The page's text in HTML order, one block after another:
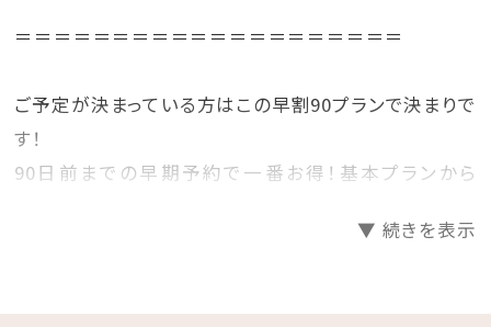
＝＝＝＝＝＝＝＝＝＝＝＝＝＝＝＝＝＝＝＝
ご予定が決まっている方はこの早割90プランで決まりで
す！
90日前までの早期予約で一番お得！基本プランから
プランで迷っているお客様必見の早期割90プランです！
▼ 続きを表示